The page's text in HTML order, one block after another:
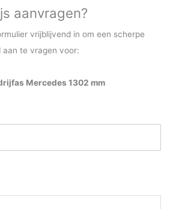
aanvragen?
vrijblijvend in om een scherpe
aan te vragen voor:
Mercedes 1302 mm